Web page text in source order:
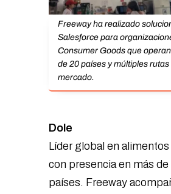
Freeway ha realizado
Salesforce para
Consumer Goods que
de 20 países y múltiples rutas
mercado.
Dole
Líder global en
con presencia en más de
países. Freeway